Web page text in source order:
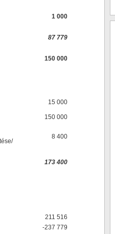
1 000
87 779
150 000
15 000
150 000
8 400
173 400
211 516
-237 779